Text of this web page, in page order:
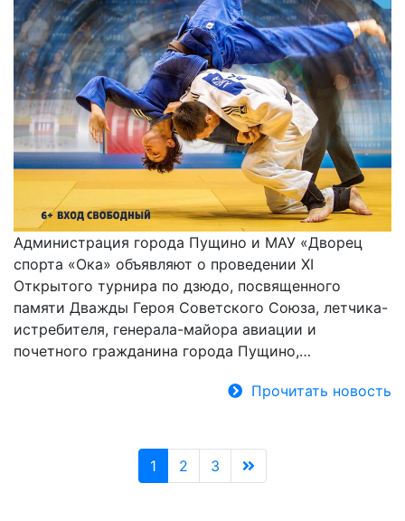
Администрация города Пущино и МАУ «Дворец
спорта «Ока» объявляют о проведении XI
Открытого турнира по дзюдо, посвященного
памяти Дважды Героя Советского Союза, летчика-
истребителя, генерала-майора авиации и
почетного гражданина города Пущино,…
Прочитать новость
1 2 3